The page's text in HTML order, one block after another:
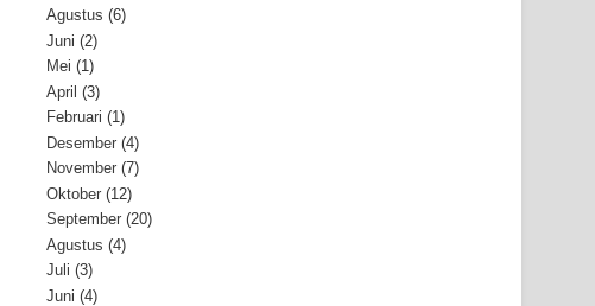
Agustus (6)
Juni (2)
Mei (1)
April (3)
Februari (1)
Desember (4)
November (7)
Oktober (12)
September (20)
Agustus (4)
Juli (3)
Juni (4)